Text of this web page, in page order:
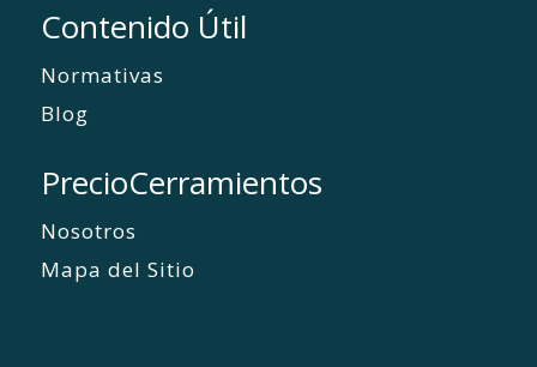
Contenido Útil
Normativas
Blog
PrecioCerramientos
Nosotros
Mapa del Sitio